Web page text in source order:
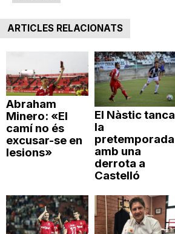
ARTICLES RELACIONATS
Abraham
Minero: «El
camí no és
excusar-se en
lesions»
El Nàstic tanca
la
pretemporada
amb una
derrota a
Castelló